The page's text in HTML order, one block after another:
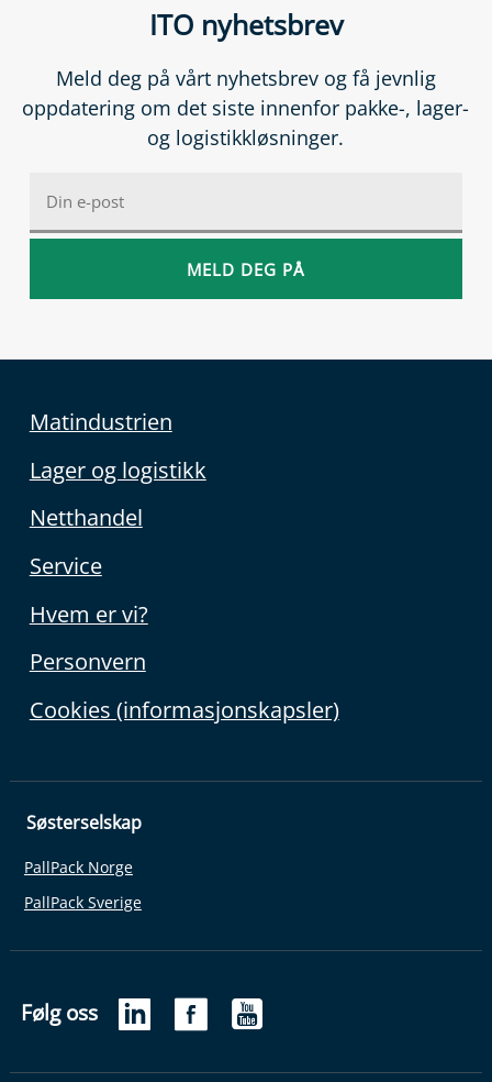
ITO nyhetsbrev
Meld deg på vårt nyhetsbrev og få jevnlig
oppdatering om det siste innenfor pakke-, lager-
og logistikkløsninger.
Matindustrien
Lager og logistikk
Netthandel
Service
Hvem er vi?
Personvern
Cookies (informasjonskapsler)
Søsterselskap
PallPack Norge
PallPack Sverige
Følg oss